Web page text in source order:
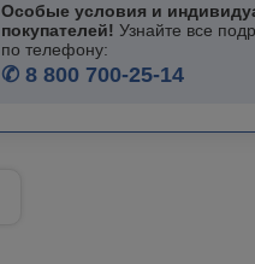
Особые условия и
покупателей! Узнайте все
по телефону:
✆ 8 800 700-25-14